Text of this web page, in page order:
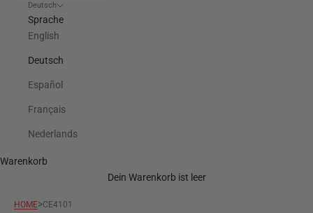
Deutsch
Sprache
English
Deutsch
Español
Français
Nederlands
Warenkorb
Dein Warenkorb ist leer
HOME>CE4101